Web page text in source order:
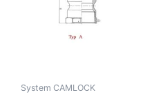
System CAMLOCK